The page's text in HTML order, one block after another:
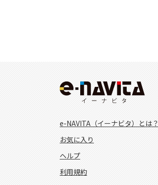
e-NAVITA（イーナビタ）とは？
お気に入り
ヘルプ
利用規約